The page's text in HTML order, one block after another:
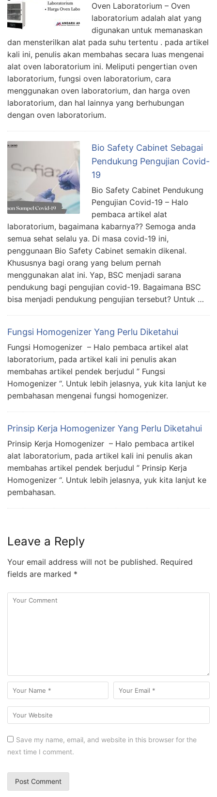
Oven Laboratorium – Oven
laboratorium adalah alat yang
digunakan untuk memanaskan
dan mensterilkan alat pada suhu tertentu . pada artikel
kali ini, penulis akan membahas secara luas mengenai
alat oven laboratorium ini. Meliputi pengertian oven
laboratorium, fungsi oven laboratorium, cara
menggunakan oven laboratorium, dan harga oven
laboratorium, dan hal lainnya yang berhubungan
dengan oven laboratorium.
Bio Safety Cabinet Sebagai
Pendukung Pengujian Covid-
19
Bio Safety Cabinet Pendukung
Pengujian Covid-19 – Halo
pembaca artikel alat
laboratorium, bagaimana kabarnya?? Semoga anda
semua sehat selalu ya. Di masa covid-19 ini,
penggunaan Bio Safety Cabinet semakin dikenal.
Khususnya bagi orang yang belum pernah
menggunakan alat ini. Yap, BSC menjadi sarana
pendukung bagi pengujian covid-19. Bagaimana BSC
bisa menjadi pendukung pengujian tersebut? Untuk …
Fungsi Homogenizer Yang Perlu Diketahui
Fungsi Homogenizer – Halo pembaca artikel alat
laboratorium, pada artikel kali ini penulis akan
membahas artikel pendek berjudul ” Fungsi
Homogenizer “. Untuk lebih jelasnya, yuk kita lanjut ke
pembahasan mengenai fungsi homogenizer.
Prinsip Kerja Homogenizer Yang Perlu Diketahui
Prinsip Kerja Homogenizer – Halo pembaca artikel
alat laboratorium, pada artikel kali ini penulis akan
membahas artikel pendek berjudul ” Prinsip Kerja
Homogenizer “. Untuk lebih jelasnya, yuk kita lanjut ke
pembahasan.
Leave a Reply
Your email address will not be published. Required
fields are marked *
Save my name, email, and website in this browser for the
next time I comment.